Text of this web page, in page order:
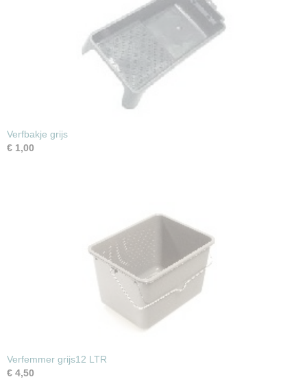
Verfbakje grijs
€ 1,00
Verfemmer grijs12 LTR
€ 4,50